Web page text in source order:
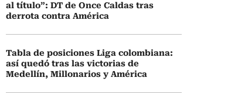
al título”: DT de Once Caldas tras
derrota contra América
Tabla de posiciones Liga colombiana:
así quedó tras las victorias de
Medellín, Millonarios y América